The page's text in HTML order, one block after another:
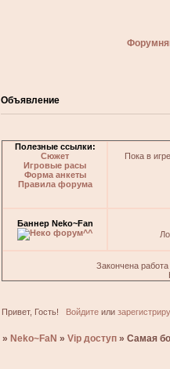
Объявление
Полезные ссылки:
Сюжет
Игровые расы
Форма анкеты
Правила форума
Пока в
Баннер Neko~Fan
Закончена
Привет, Гость! Войдитеили
» Neko~FaN »Vip доступ »Самая